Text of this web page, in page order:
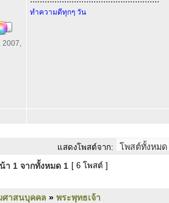
2007,
ทำความดีทุกๆ วัน
แสดงโพสต์จาก:
า 1 จากทั้งหมด 1 [ 6 โพสต์ ]
ศาสนบุคคล » พระพุทธเจ้า